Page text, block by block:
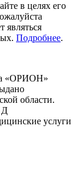
в целях его
являться
Подробнее.
«ОРИОН»
области.
Д
услуги